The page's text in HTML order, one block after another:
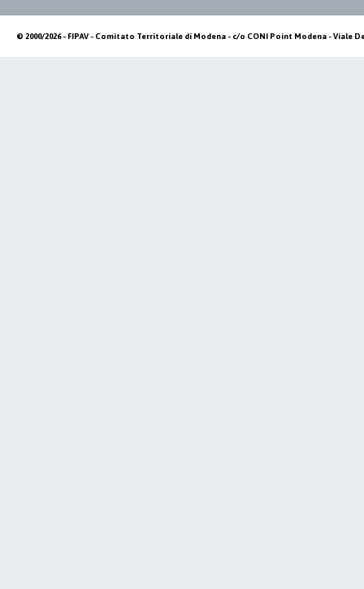
© 2000/2026 - FIPAV - Comitato Territoriale di Modena - c/o CONI Point Modena - Viale